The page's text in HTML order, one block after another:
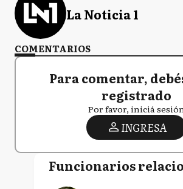
La Noticia 1
COMENTARIOS
Para comentar,
registrado
Por favor, iniciá
INGRESA
Funcionarios